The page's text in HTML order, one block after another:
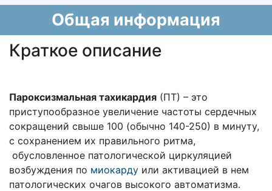
Общая информация
Краткое описание
Пароксизмальная тахикардия (ПТ) – это
приступообразное увеличение частоты сердечных
сокращений свыше 100 (обычно 140-250) в минуту,
с сохранением их правильного ритма,
обусловленное патологической циркуляцией
возбуждения по миокарду или активацией в нем
патологических очагов высокого автоматизма.